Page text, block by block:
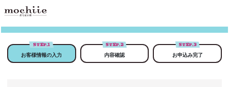
STEP.1
お客様情報の入力
STEP.2
内容確認
STEP.3
お申込み完了